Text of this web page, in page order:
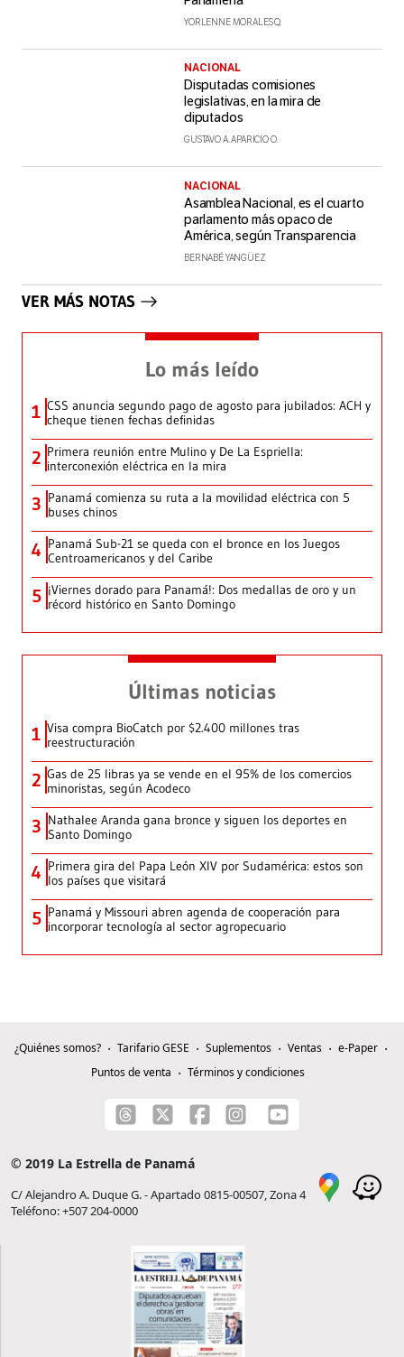
YORLENNE MORALES Q.
NACIONAL
Disputadas comisiones
legislativas, en la mira de
diputados
GUSTAVO A. APARICIO O.
NACIONAL
Asamblea Nacional, es el cuarto
parlamento más opaco de
América, según Transparencia
BERNABÉ YANGÜEZ
VER MÁS NOTAS
Lo más leído
1 CSS anuncia segundo pago de agosto para jubilados: ACH y
cheque tienen fechas definidas
2 Primera reunión entre Mulino y De La Espriella:
interconexión eléctrica en la mira
3 Panamá comienza su ruta a la movilidad eléctrica con 5
buses chinos
4 Panamá Sub-21 se queda con el bronce en los Juegos
Centroamericanos y del Caribe
5 ¡Viernes dorado para Panamá!: Dos medallas de oro y un
récord histórico en Santo Domingo
Últimas noticias
1 Visa compra BioCatch por $2.400 millones tras
reestructuración
2 Gas de 25 libras ya se vende en el 95% de los comercios
minoristas, según Acodeco
3 Nathalee Aranda gana bronce y siguen los deportes en
Santo Domingo
4 Primera gira del Papa León XIV por Sudamérica: estos son
los países que visitará
5 Panamá y Missouri abren agenda de cooperación para
incorporar tecnología al sector agropecuario
¿Quiénes somos? Tarifario GESE Suplementos Ventas
e-Paper
Puntos de venta
Términos y condiciones
© 2019 La Estrella de Panamá
C/ Alejandro A. Duque G. - Apartado 0815-00507, Zona 4
Teléfono: +507 204-0000